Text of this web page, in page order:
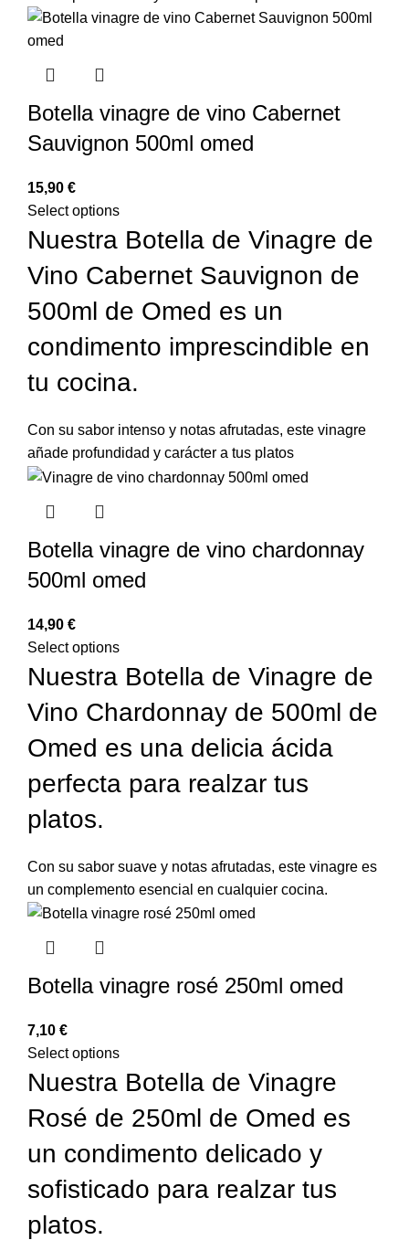
Botella vinagre de vino Cabernet
Sauvignon 500ml omed
€
Select options
Nuestra Botella de Vinagre de
Vino Cabernet Sauvignon de
500ml de Omed es un
condimento imprescindible en
tu cocina.
Con su sabor intenso y notas afrutadas, este vinagre
añade profundidad y carácter a tus platos
Botella vinagre de vino chardonnay
500ml omed
€
Select options
Nuestra Botella de Vinagre de
Vino Chardonnay de 500ml de
Omed es una delicia ácida
perfecta para realzar tus
platos.
Con su sabor suave y notas afrutadas, este vinagre es
un complemento esencial en cualquier cocina.
Botella vinagre rosé 250ml omed
€
Select options
Nuestra Botella de Vinagre
Rosé de 250ml de Omed es
un condimento delicado y
sofisticado para realzar tus
platos.